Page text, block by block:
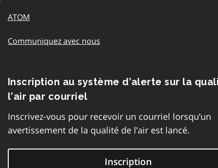
ATOM
Communiquez avec nous
Inscription au système d’alerte sur la
l’air par courriel
Inscrivez-vous pour recevoir un courriel lorsqu’un
avertissement de la qualité de l’air est lancé.
Inscription